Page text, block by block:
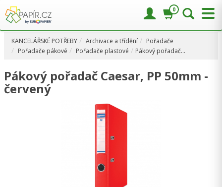
KANCELÁŘSKÉ POTŘEBY Archivace a třídění
Pořadače
Pořadače pákové
Pořadače plastové Pákový pořadač…
Pákový pořadač Caesar, PP 50mm -
červený
0